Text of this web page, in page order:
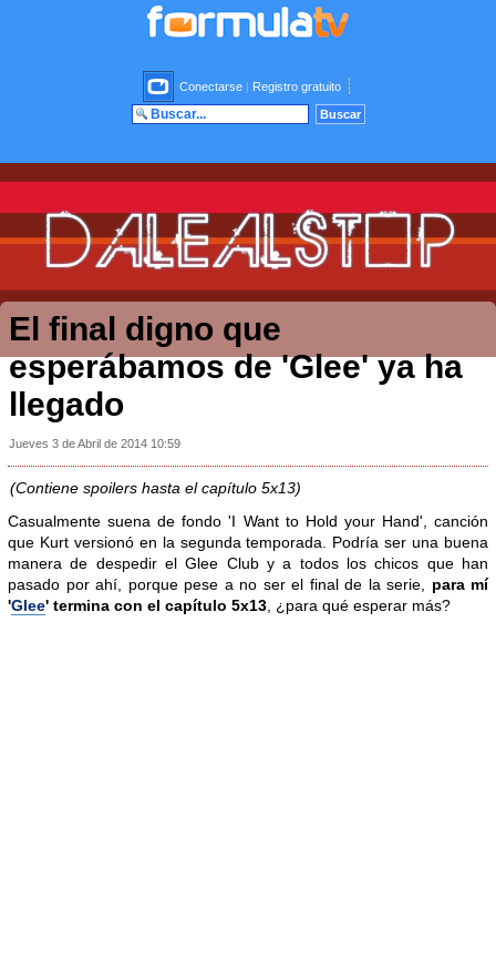
Conectarse | Registro gratuito
El final digno que
esperábamos de 'Glee' ya ha
llegado
Jueves 3 de Abril de 2014 10:59
(Contiene spoilers hasta el capítulo 5x13)
Casualmente suena de fondo 'I Want to Hold your Hand', canción
que Kurt versionó en la segunda temporada. Podría ser una buena
manera de despedir el Glee Club y a todos los chicos que han
pasado por ahí, porque pese a no ser el final de la serie, para mí
'Glee' termina con el capítulo 5x13 , ¿para qué esperar más?